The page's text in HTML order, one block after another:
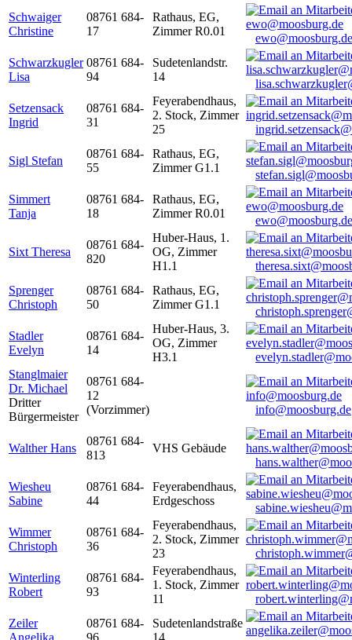
Schwaiger
Christine
08761 684-
17
Rathaus, EG,
Zimmer R0.01
ewo@moosburg.de
Schwarzkugler
Lisa
08761 684-
94
Sudetenlandstr.
14
Setzensack
Ingrid
08761 684-
31
Feyerabendhaus,
2. Stock, Zimmer
25
Sigl Stefan
08761 684-
55
Rathaus, EG,
Zimmer G1.1
Simmert
Tanja
08761 684-
18
Rathaus, EG,
Zimmer R0.01
ewo@moosburg.de
Sixt Theresa
08761 684-
820
Huber-Haus, 1.
OG, Zimmer
H1.1
Sprenger
Christoph
08761 684-
50
Rathaus, EG,
Zimmer G1.1
Stadler
Evelyn
08761 684-
14
Huber-Haus, 3.
OG, Zimmer
H3.1
Stanglmaier
Dr. Michael
Dritter
Bürgermeister
08761 684-
12
(Vorzimmer)
info@moosburg.de
Walther Hans
08761 684-
813
VHS Gebäude
Wiesheu
Sabine
08761 684-
44
Feyerabendhaus,
Erdgeschoss
Wimmer
Christoph
08761 684-
36
Feyerabendhaus,
2. Stock, Zimmer
23
Winterling
Robert
08761 684-
93
Feyerabendhaus,
1. Stock, Zimmer
11
Zeiler
Angelika
08761 684-
96
Sudetenlandstraße
14